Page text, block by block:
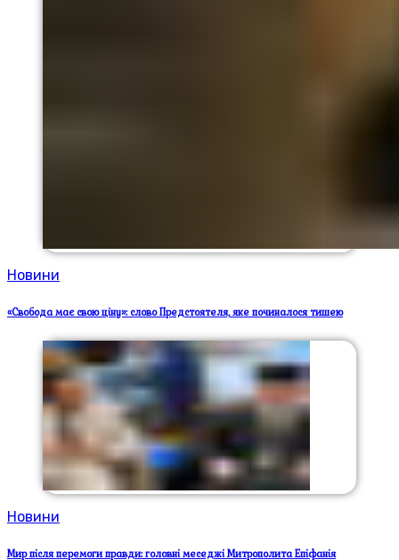
Новини
«Свобода має свою ціну»: слово Предстоятеля, яке починалося тишею
Новини
Мир після перемоги правди: головні меседжі Митрополита Епіфанія